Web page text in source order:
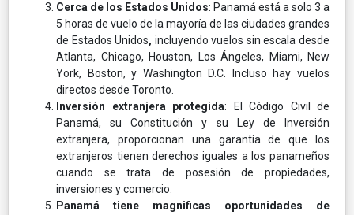
Cerca de los Estados Unidos: Panamá está a solo 3 a
5 horas de vuelo de la mayoría de las ciudades grandes
de Estados Unidos, incluyendo vuelos sin escala desde
Atlanta, Chicago, Houston, Los Ángeles, Miami, New
York, Boston, y Washington D.C. Incluso hay vuelos
directos desde Toronto.
Inversión extranjera protegida: El Código Civil de
Panamá, su Constitución y su Ley de Inversión
extranjera, proporcionan una garantía de que los
extranjeros tienen derechos iguales a los panameños
cuando se trata de posesión de propiedades,
inversiones y comercio.
Panamá tiene magnificas oportunidades de